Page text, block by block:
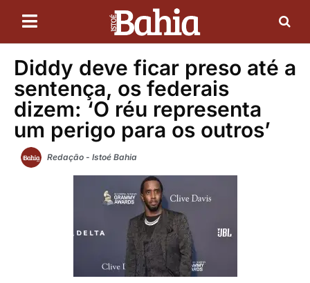
Diddy deve ficar preso até a
sentença, os federais
dizem: ‘O réu representa
um perigo para os outros’
Redação - Istoé Bahia